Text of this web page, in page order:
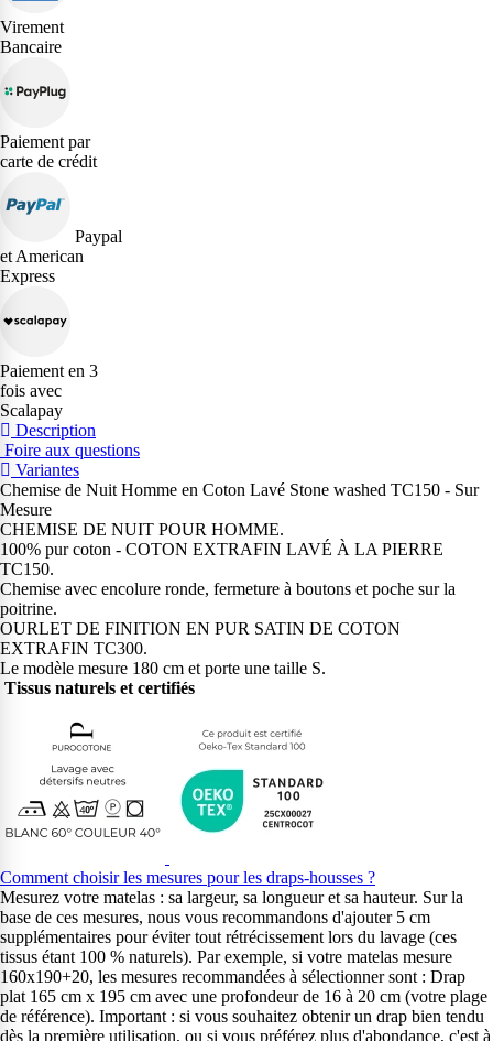
Virement
Bancaire
Paiement par
carte de crédit
Paypal
et American
Express
Paiement en 3
fois avec
Scalapay
Description
Foire aux questions
Variantes
Chemise de Nuit Homme en Coton Lavé Stone washed TC150 - Sur
Mesure
CHEMISE DE NUIT POUR HOMME.
100% pur coton - COTON EXTRAFIN LAVÉ À LA PIERRE
TC150.
Chemise avec encolure ronde, fermeture à boutons et poche sur la
poitrine.
OURLET DE FINITION EN PUR SATIN DE COTON
EXTRAFIN TC300.
Le modèle mesure 180 cm et porte une taille S.
Tissus naturels et certifiés
Comment choisir les mesures pour les draps-housses ?
Mesurez votre matelas : sa largeur, sa longueur et sa hauteur. Sur la
base de ces mesures, nous vous recommandons d'ajouter 5 cm
supplémentaires pour éviter tout rétrécissement lors du lavage (ces
tissus étant 100 % naturels). Par exemple, si votre matelas mesure
160x190+20, les mesures recommandées à sélectionner sont : Drap
plat 165 cm x 195 cm avec une profondeur de 16 à 20 cm (votre plage
de référence). Important : si vous souhaitez obtenir un drap bien tendu
dès la première utilisation, ou si vous préférez plus d'abondance, c'est à